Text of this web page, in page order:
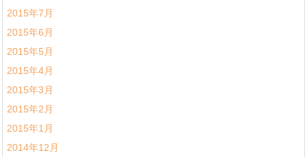
2015年7月
2015年6月
2015年5月
2015年4月
2015年3月
2015年2月
2015年1月
2014年12月